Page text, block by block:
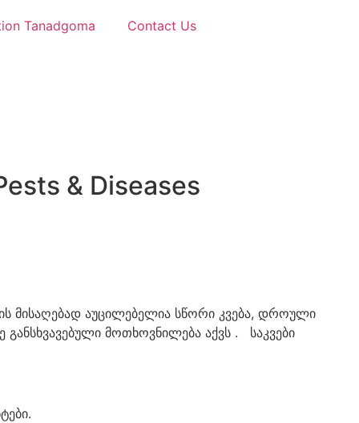
Tanadgoma Contact Us
& Diseases
მისაღებად აუცილებელია სწორი კვება, დროული
განსხვავებული მოთხოვნილება აქვს . საკვები